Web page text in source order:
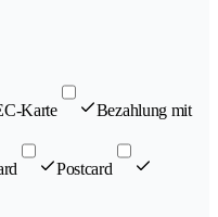
Karte Bezahlung mit
Postcard